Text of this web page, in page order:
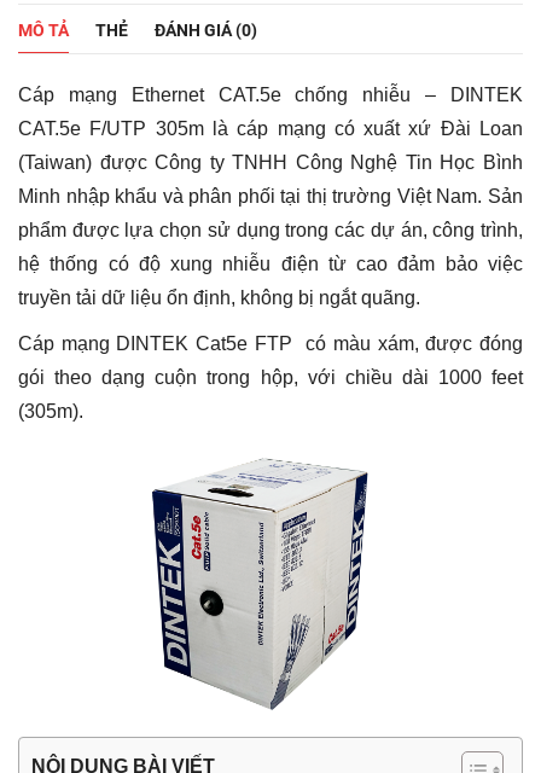
MÔ TẢ THẺ ĐÁNH GIÁ (0)
Cáp mạng Ethernet CAT.5e chống nhiễu – DINTEK
CAT.5e F/UTP 305m là cáp mạng có xuất xứ Đài Loan
(Taiwan) được Công ty TNHH Công Nghệ Tin Học Bình
Minh nhập khẩu và phân phối tại thị trường Việt Nam. Sản
phẩm được lựa chọn sử dụng trong các dự án, công trình,
hệ thống có độ xung nhiễu điện từ cao đảm bảo việc
truyền tải dữ liệu ổn định, không bị ngắt quãng.
Cáp mạng DINTEK Cat5e FTP có màu xám, được đóng
gói theo dạng cuộn trong hộp, với chiều dài 1000 feet
(305m).
NỘI DUNG BÀI VIẾT